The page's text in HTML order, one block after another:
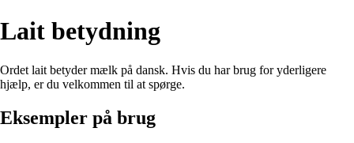
Lait betydning
Ordet lait betyder mælk på dansk. Hvis du har brug for yderligere
hjælp, er du velkommen til at spørge.
Eksempler på brug